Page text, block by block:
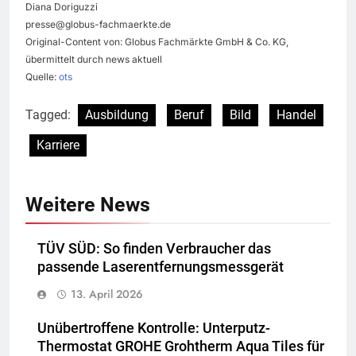
Diana Doriguzzi
presse@globus-fachmaerkte.de
Original-Content von: Globus Fachmärkte GmbH & Co. KG,
übermittelt durch news aktuell
Quelle: ots
Tagged: Ausbildung Beruf Bild
Handel
Karriere
Weitere News
TÜV SÜD: So finden Verbraucher das
passende Laserentfernungsmessgerät
13. April 2026
Unübertroffene Kontrolle: Unterputz-
Thermostat GROHE Grohtherm Aqua Tiles für